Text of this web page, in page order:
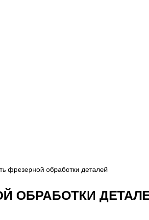
фрезерной обработки деталей
ОБРАБОТКИ